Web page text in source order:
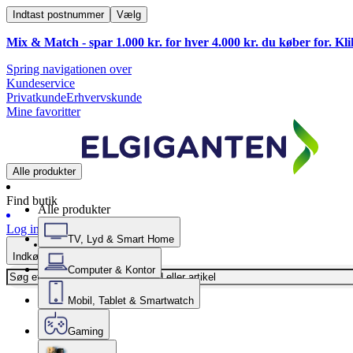
Indtast postnummer Vælg
Mix & Match - spar 1.000 kr. for hver 4.000 kr. du køber for.
Spring navigationen over
Kundeservice
PrivatkundeErhvervskunde
Mine favoritter
Alle produkter
Find butik
Log ind
Indkøbskurv
Alle produkter
TV, Lyd & Smart Home
Computer & Kontor
Mobil, Tablet & Smartwatch
Gaming